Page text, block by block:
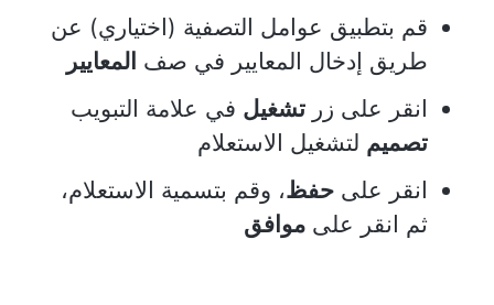
قم بتطبيق عوامل التصفية (اختياري) عن
طريق إدخال المعايير في صف المعايير
انقر على زر تشغيل في علامة التبويب
تصميم لتشغيل الاستعلام
انقر على حفظ، وقم بتسمية الاستعلام،
ثم انقر على موافق